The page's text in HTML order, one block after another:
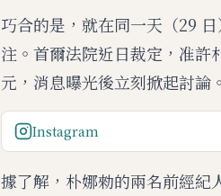
巧合的是，就在同一天（29
注。首爾法院近日裁定，准許
元，消息曝光後立刻掀起討論。
Instagram
據了解，朴娜勑的兩名前經紀